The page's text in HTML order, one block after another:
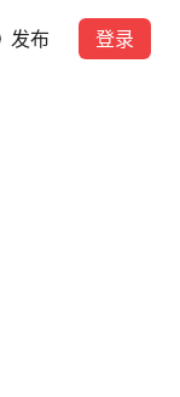
发布 登录